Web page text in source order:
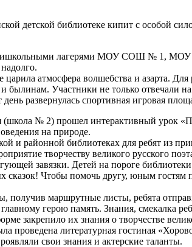
детской библиотеке кипит с особой
пришкольными лагерями МОУ СОШ № 1,
атмосфера волшебства и азарта.
Участники не только отвечали
развернулась спортивная игровая
(школа № 2) прошел интерактивный урок
на природе.
и районной библиотеках для ребят из
творчеству великого русского
завязки. Детей на пороге
Чтобы помочь другу, юным гостям
получив маршрутные листы, ребята
герою память. Знания, смекалка
закрепило их знания о творчестве
проведена литературная гостиная
свои знания и актерские таланты.